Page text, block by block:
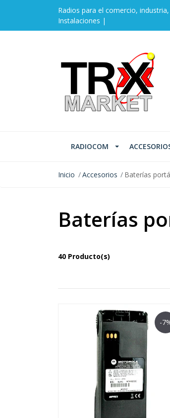
Radios para el comercio,
Instalaciones |
RADIOCOM
Inicio Accesorios Baterías
Baterías
40 Producto(s)
-